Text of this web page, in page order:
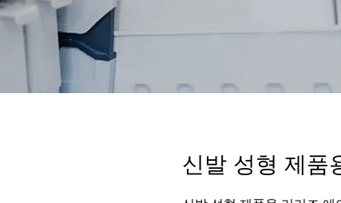
신발 성형 제품